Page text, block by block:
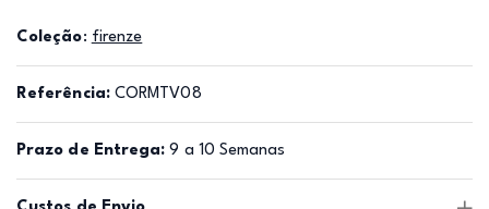
Coleção: firenze
Referência: CORMTV08
Prazo de Entrega: 9 a 10 Semanas